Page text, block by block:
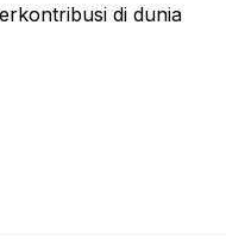
di dunia